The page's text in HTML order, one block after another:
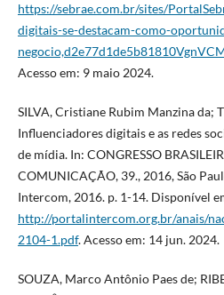
https://sebrae.com.br/sites/
digitais-se-destacam-como-
Acesso em: 9 maio 2024.
SILVA, Cristiane Rubim Manzina da;
Influenciadores digitais e as redes
de mídia. In: CONGRESSO
COMUNICAÇÃO, 39., 2016, São
Intercom, 2016. p. 1-14. Disponível
http://portalintercom.org.br/anais/
2104-1.pdf. Acesso em: 14 jun. 2024.
SOUZA, Marco Antônio Paes de;